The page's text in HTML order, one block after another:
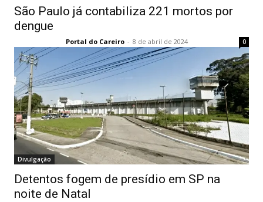
São Paulo já contabiliza 221 mortos por
dengue
Portal do Careiro - 8 de abril de 2024 0
Divulgação
Detentos fogem de presídio em SP na
noite de Natal